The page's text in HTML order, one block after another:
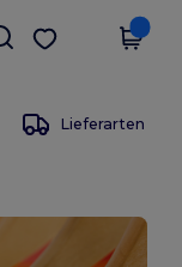
App holen
Lieferarten